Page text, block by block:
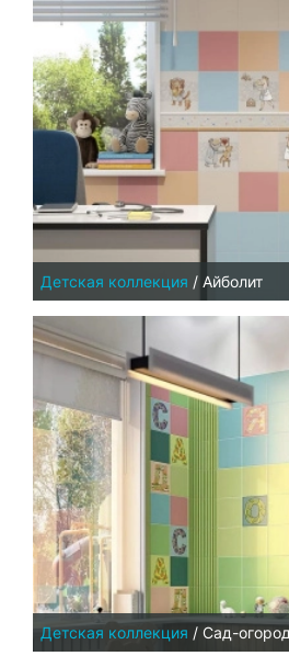
Детская коллекция / Айболит
Детская коллекция / Сад-огород